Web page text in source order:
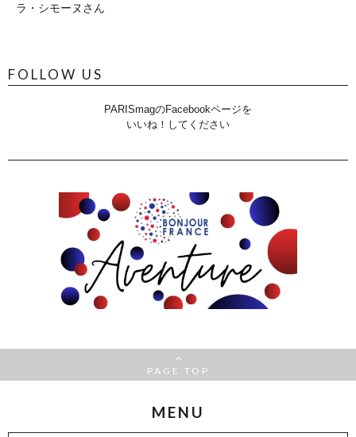
ラ・シモーヌさん
FOLLOW US
PARISmagのFacebookページを
いいね！してください
PAGE TOP
MENU